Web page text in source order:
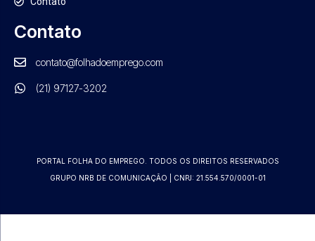
Contato
contato@folhadoemprego.com
(21) 97127-3202
PORTAL FOLHA DO EMPREGO. TODOS OS DIREITOS RESERVADOS
GRUPO NRB DE COMUNICAÇÃO | CNPJ: 21.554.570/0001-01